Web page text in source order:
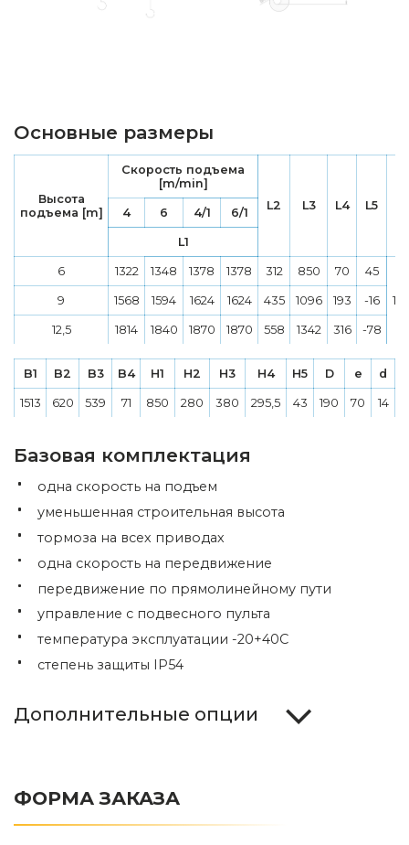
Основные размеры
Высота
подъема [m]
Скорость подъема
[m/min]
L2
L3 L4 L5
4 6 4/1 6/1
L1
6 1322 1348 1378 1378 312 850 70 45
9 1568 1594 1624 1624 435 1096 193 -16
12,5 1814 1840 1870 1870 558 1342 316 -78
B1 B2 B3 B4 H1 H2 H3 H4 H5 D e d
1513 620 539 71 850 280 380 295,5 43 190 70 14
Базовая комплектация
одна скорость на подъем
уменьшенная строительная высота
тормоза на всех приводах
одна скорость на передвижение
передвижение по прямолинейному пути
управление с подвесного пульта
температура эксплуатации -20+40С
степень защиты IP54
Дополнительные опции
ФОРМА ЗАКАЗА